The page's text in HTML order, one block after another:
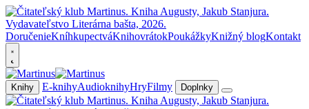
DoručenieKníhkupectváKnihovrátokPoukážkyKnižný blogKontakt
Knihy E-knihyAudioknihyHryFilmy Doplnky